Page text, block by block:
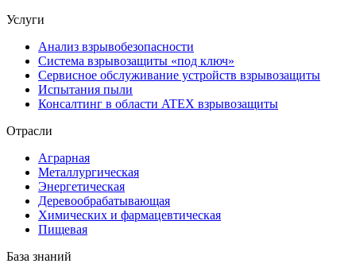
Услуги
Анализ взрывобезопасности
Система взрывозащиты «под ключ»
Сервисное обслуживание устройств взрывозащиты
Испытания пыли
Консалтинг в области ATEX взрывозащиты
Отрасли
Аграрная
Металлургическая
Энергетическая
Деревообрабатывающая
Химических и фармацевтическая
Пищевая
База знаний